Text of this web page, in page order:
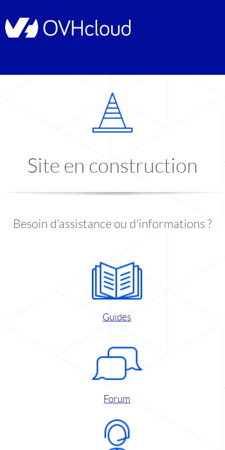
Site en construction
Besoin d'assistance ou d'informations ?
Guides
Forum